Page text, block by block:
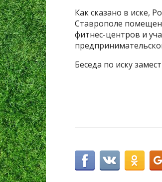
Как сказано в иске,
Ставрополе
фитнес-центров и
Беседа по иску